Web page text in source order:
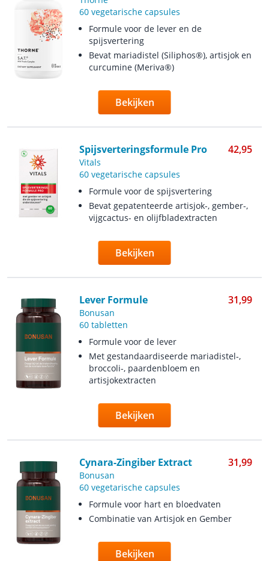
60 vegetarische capsules
Formule voor de lever en de
spijsvertering
Bevat mariadistel (Siliphos®), artisjok en
curcumine (Meriva®)
Bekijken
Spijsverteringsformule Pro 42,95
Vitals
60 vegetarische capsules
Formule voor de spijsvertering
Bevat gepatenteerde artisjok-, gember-,
vijgcactus- en olijfbladextracten
Bekijken
Lever Formule 31,99
Bonusan
60 tabletten
Formule voor de lever
Met gestandaardiseerde mariadistel-,
broccoli-, paardenbloem en
artisjokextracten
Bekijken
Cynara-Zingiber Extract 31,99
Bonusan
60 vegetarische capsules
Formule voor hart en bloedvaten
Combinatie van Artisjok en Gember
Bekijken